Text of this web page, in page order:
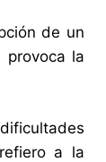
de un
provoca la
a la